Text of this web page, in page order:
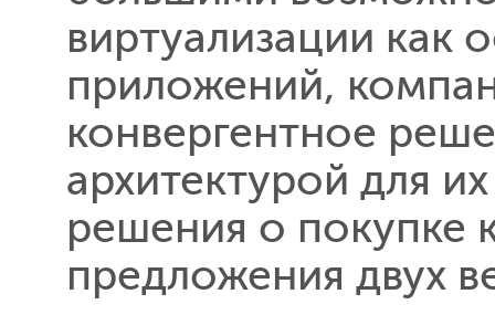
виртуализации как
приложений,
конвергентное
архитектурой для
решения о покупке
предложения двух